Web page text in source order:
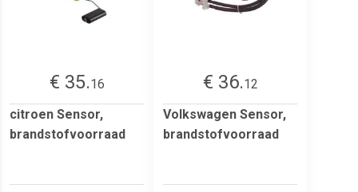
€ 35.16
citroen Sensor,
brandstofvoorraad
€ 36.12
Volkswagen Sensor,
brandstofvoorraad